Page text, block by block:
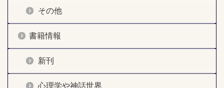
その他
書籍情報
新刊
心理学や神話世界